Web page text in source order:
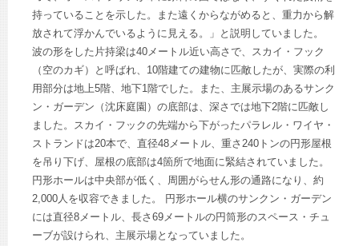
持っていることを示した。また遠くからながめると、重力から解
放されて浮かんでいるように見える。」と説明していました。
波の形をした片持梁は40メートル近い高さで、スカイ・フック
（空のカギ）と呼ばれ、10階建ての建物に匹敵したが、実際の利
用部分は地上5階、地下1階でした。また、主展示場のあるサンク
ン・ガーデン（沈床庭園）の底部は、深さでは地下2階に匹敵し
ました。スカイ・フックの先端から下がったパラレル・ワイヤ・
ストランドは20本で、直径48メートル、重さ240トンの円形屋根
を吊り下げ、屋根の底部は4箇所で地面に緊結されていました。
円形ホールは中央部が低く、周囲がらせん形の通路になり、約
2,000人を収容できました。 円形ホール横のサンクン・ガーデン
には直径8メートル、長さ69メートルの円筒形のスペース・チュ
ーブが設けられ、主展示場となっていました。